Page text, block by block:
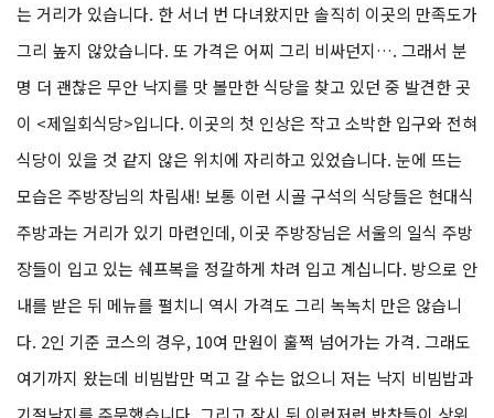
는 거리가 있습니다. 한 서너 번 다녀왔지만 솔직히 이곳의 만족도가
그리 높지 않았습니다. 또 가격은 어찌 그리 비싸던지…. 그래서 분
명 더 괜찮은 무안 낙지를 맛 볼만한 식당을 찾고 있던 중 발견한 곳
이 <제일회식당>입니다. 이곳의 첫 인상은 작고 소박한 입구와 전혀
식당이 있을 것 같지 않은 위치에 자리하고 있었습니다. 눈에 뜨는
모습은 주방장님의 차림새! 보통 이런 시골 구석의 식당들은 현대식
주방과는 거리가 있기 마련인데, 이곳 주방장님은 서울의 일식 주방
장들이 입고 있는 쉐프복을 정갈하게 차려 입고 계십니다. 방으로 안
내를 받은 뒤 메뉴를 펼치니 역시 가격도 그리 녹녹치 만은 않습니
다. 2인 기준 코스의 경우, 10여 만원이 훌쩍 넘어가는 가격. 그래도
여기까지 왔는데 비빔밥만 먹고 갈 수는 없으니 저는 낙지 비빔밥과